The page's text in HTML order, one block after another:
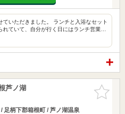
ていただきました。 ランチと入浴なセット
れていて、自分が行く日にはランチ営業…
お気に入
りに追加
芦ノ湖
足柄下郡箱根町 / 芦ノ湖温泉